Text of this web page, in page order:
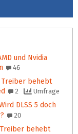
und Nvidia
46
Treiber behebt
2 Umfrage
DLSS 5 doch
20
behebt